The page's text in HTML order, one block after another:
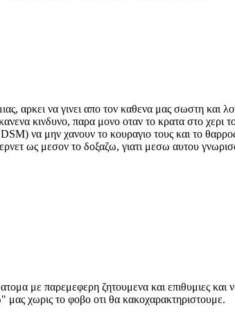
αρκει να γινει απο τον καθενα μας σωστη και
κινδυνο, παρα μονο οταν το κρατα στο
να μην χανουν το κουραγιο τους και το
ως μεσον το δοξαζω, γιατι μεσω αυτου
με παρεμεφερη ζητουμενα και επιθυμιες και
χωρις το φοβο οτι θα κακοχαρακτηριστουμε.